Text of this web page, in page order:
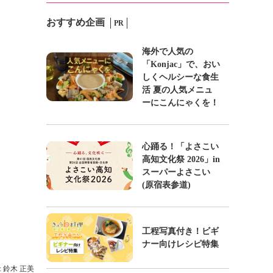
鈴木 正美
おすすめ企画 PR
海外で人気の
「Konjac」で、おい
しくヘルシーな食生
活 夏の人気メニュ
ーにこんにゃくを！
心踊る！「よさこい
高知文化祭 2026」in
スーパーよさこい
(原宿表参道)
工程写真付き！ビギ
ナー向けレシピ特集